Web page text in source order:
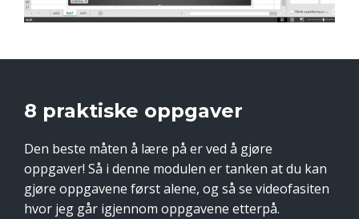
8 praktiske oppgaver
Den beste måten å lære på er ved å gjøre
oppgaver! Så i denne modulen er tanken at du kan
gjøre oppgavene først alene, og så se videofasiten
hvor jeg går igjennom oppgavene etterpå.